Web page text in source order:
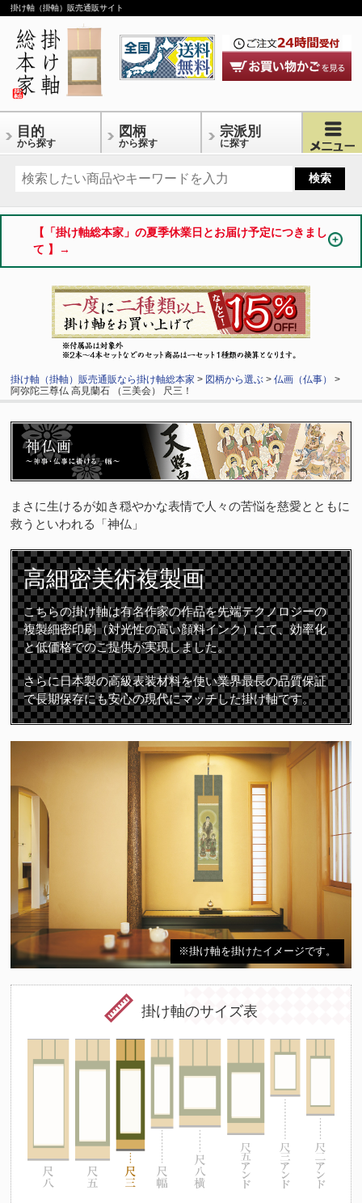
掛け軸（掛軸）販売通販サイト
目的
から探す
図柄
から探す
宗派別
に探す
【「掛け軸総本家」の夏季休業日とお届け予定につきまし
て 】→
掛け軸（掛軸）販売通販なら掛け軸総本家 > 図柄から選ぶ >仏画（仏事）
>
阿弥陀三尊仏 高見蘭石 （三美会） 尺三！
まさに生けるが如き穏やかな表情で人々の苦悩を慈愛とともに
救うといわれる「神仏」
高細密美術複製画
こちらの掛け軸は有名作家の作品を先端テクノロジーの
複製細密印刷（対光性の高い顔料インク）にて、効率化
と低価格でのご提供が実現しました。
さらに日本製の高級表装材料を使い業界最長の品質保証
で長期保存にも安心の現代にマッチした掛け軸です。
※掛け軸を掛けたイメージです。
掛け軸のサイズ表